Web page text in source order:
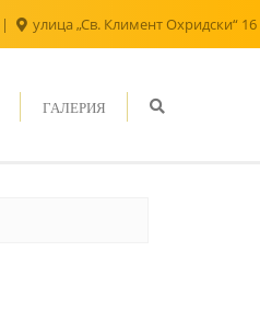
улица „Св. Климент Охридски“ 16
ГАЛЕРИЯ